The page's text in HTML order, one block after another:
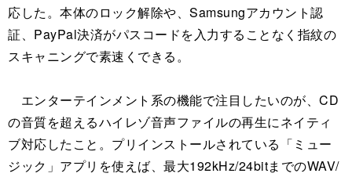
応した。本体のロック解除や、Samsungアカウント認
証、PayPal決済がパスコードを入力することなく指紋の
スキャニングで素速くできる。
エンターテインメント系の機能で注目したいのが、CD
の音質を超えるハイレゾ音声ファイルの再生にネイティ
ブ対応したこと。プリインストールされている「ミュー
ジック」アプリを使えば、最大192kHz/24bitまでのWAV/